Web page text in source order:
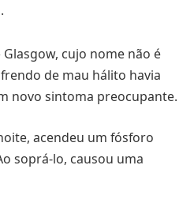
cujo nome não é
de mau hálito havia
novo sintoma preocupante.
acendeu um fósforo
soprá-lo, causou uma